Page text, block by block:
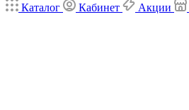
Каталог Кабинет Акции